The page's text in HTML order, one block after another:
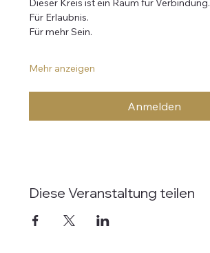
Dieser Kreis ist ein Raum für Verbindung.
Für Erlaubnis.
Für mehr Sein.
Mehr anzeigen
Anmelden
Diese Veranstaltung teilen